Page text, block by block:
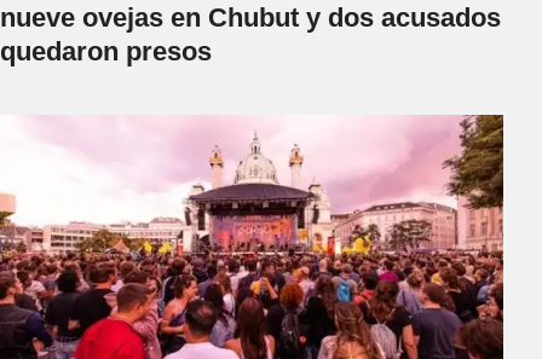
nueve ovejas en Chubut y dos acusados
quedaron presos